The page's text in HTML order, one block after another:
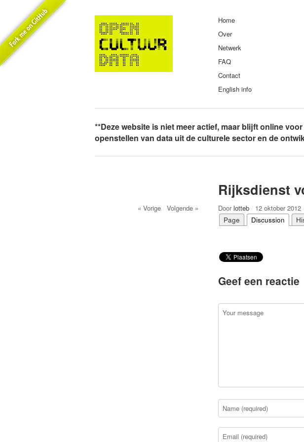
Home
Over
Netwerk
FAQ
Contact
English info
**Deze website is niet meer actief, maar blijft online
openstellen van data uit de culturele sector en de
Rijksdienst
« Vorige / Volgende » Door lotteb / 12 oktober 2012
Page
Discussion
Geef een reactie